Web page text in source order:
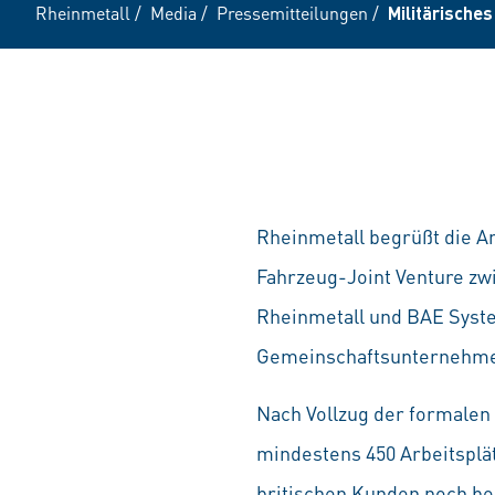
Rheinmetall / Media / Pressemitteilungen /
Rheinmetall begrüßt die
Fahrzeug-Joint Venture
Rheinmetall und BAE
Nach Vollzug der
mindestens 450